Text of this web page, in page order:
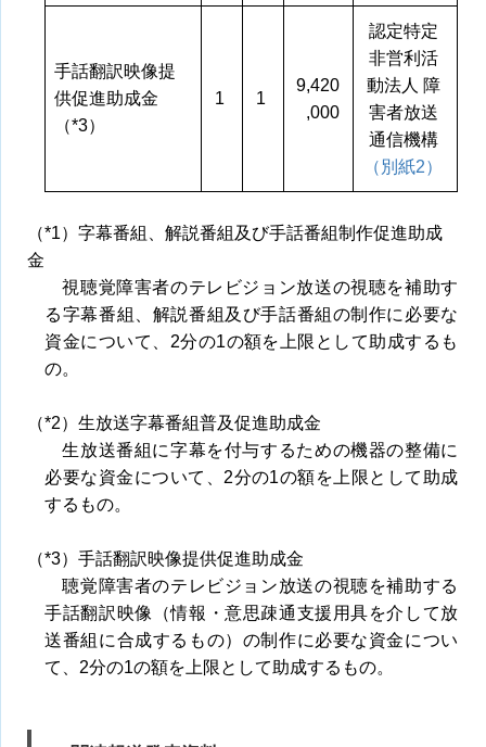
手話翻訳映像提
供促進助成金
（*3）
1 1
9,420
,000
認定特定
非営利活
動法人 障
害者放送
通信機構
（別紙2）
（*1）字幕番組、解説番組及び手話番組制作促進助成
金
視聴覚障害者のテレビジョン放送の視聴を補助す
る字幕番組、解説番組及び手話番組の制作に必要な
資金について、2分の1の額を上限として助成するも
の。
（*2）生放送字幕番組普及促進助成金
生放送番組に字幕を付与するための機器の整備に
必要な資金について、2分の1の額を上限として助成
するもの。
（*3）手話翻訳映像提供促進助成金
聴覚障害者のテレビジョン放送の視聴を補助する
手話翻訳映像（情報・意思疎通支援用具を介して放
送番組に合成するもの）の制作に必要な資金につい
て、2分の1の額を上限として助成するもの。